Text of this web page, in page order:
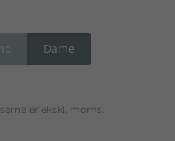
Dame
er ekskl. moms.